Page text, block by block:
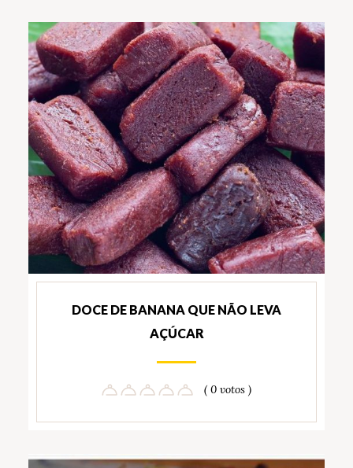
DOCE DE BANANA QUE NÃO LEVA
AÇÚCAR
( 0 votos )